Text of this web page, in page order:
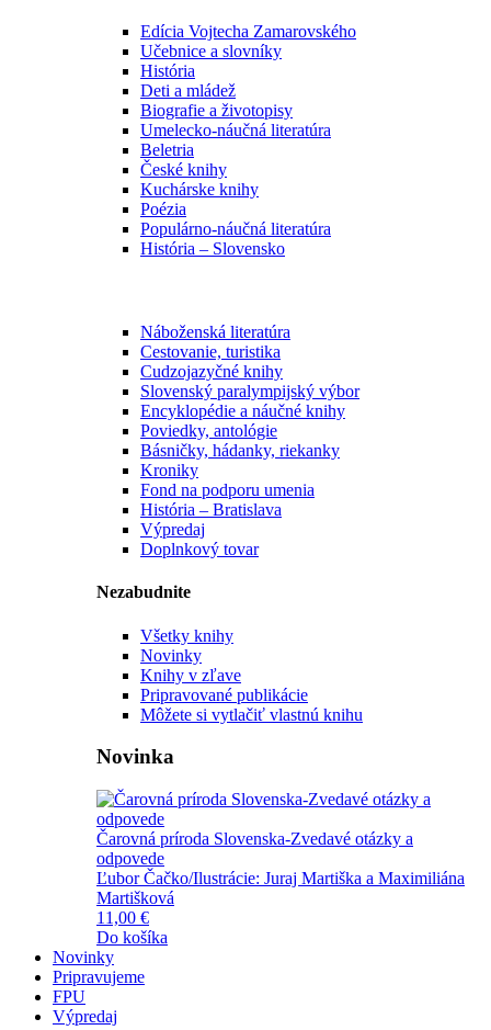
Edícia Vojtecha Zamarovského
Učebnice a slovníky
História
Deti a mládež
Biografie a životopisy
Umelecko-náučná literatúra
Beletria
České knihy
Kuchárske knihy
Poézia
Populárno-náučná literatúra
História – Slovensko
Náboženská literatúra
Cestovanie, turistika
Cudzojazyčné knihy
Slovenský paralympijský výbor
Encyklopédie a náučné knihy
Poviedky, antológie
Básničky, hádanky, riekanky
Kroniky
Fond na podporu umenia
História – Bratislava
Výpredaj
Doplnkový tovar
Nezabudnite
Všetky knihy
Novinky
Knihy v zľave
Pripravované publikácie
Môžete si vytlačiť vlastnú knihu
Novinka
Čarovná príroda Slovenska-Zvedavé otázky a
odpovede
Ľubor Čačko/Ilustrácie: Juraj Martiška a Maximiliána
Martišková
11,00 €
Do košíka
Novinky
Pripravujeme
FPU
Výpredaj